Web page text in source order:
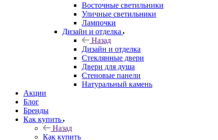
Восточные светильники
Уличные светильники
Лампочки
Дизайн и отделка
Назад
Дизайн и отделка
Стеклянные двери
Двери для душа
Стеновые панели
Натуральный камень
Акции
Блог
Бренды
Как купить
Назад
Как купить